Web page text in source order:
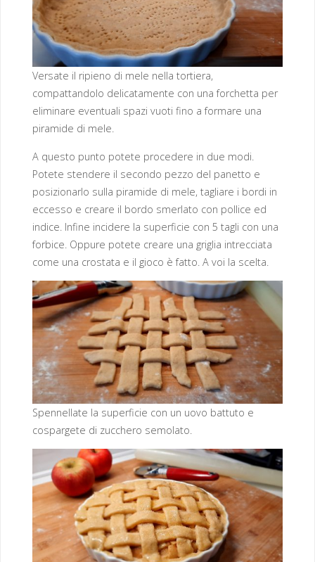
Versate il ripieno di mele nella tortiera,
compattandolo delicatamente con una forchetta per
eliminare eventuali spazi vuoti fino a formare una
piramide di mele.
A questo punto potete procedere in due modi.
Potete stendere il secondo pezzo del panetto e
posizionarlo sulla piramide di mele, tagliare i bordi in
eccesso e creare il bordo smerlato con pollice ed
indice. Infine incidere la superficie con 5 tagli con una
forbice. Oppure potete creare una griglia intrecciata
come una crostata e il gioco è fatto. A voi la scelta.
Spennellate la superficie con un uovo battuto e
cospargete di zucchero semolato.